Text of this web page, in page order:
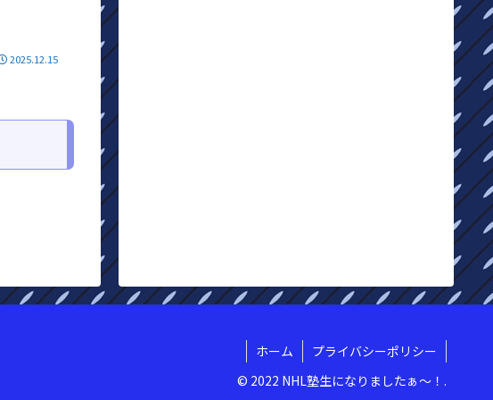
2025.12.15
ホーム
プライバシーポリシー
© 2022 NHL塾生になりましたぁ〜！.